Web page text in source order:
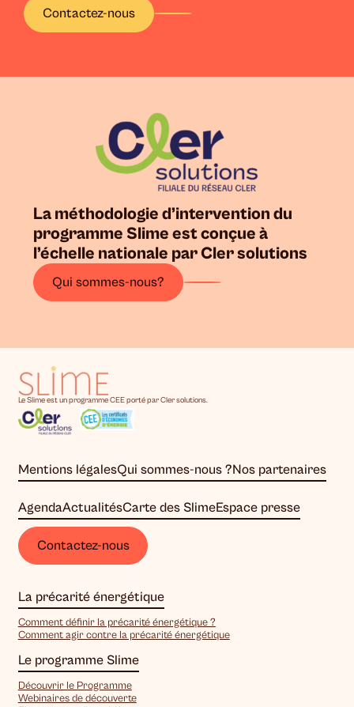
Contactez-nous
La méthodologie d’intervention du
programme Slime est conçue à
l’échelle nationale par Cler solutions
Qui sommes-nous?
Le Slime est un programme CEE porté par Cler solutions.
Mentions légalesQui sommes-nous ?Nos partenaires
AgendaActualitésCarte des SlimeEspace presse
Contactez-nous
La précarité énergétique
Comment définir la précarité énergétique ?
Comment agir contre la précarité énergétique
Le programme Slime
Découvrir le Programme
Webinaires de découverte